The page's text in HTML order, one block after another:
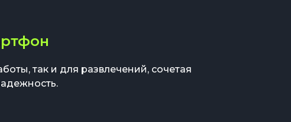
так и для развлечений, сочетая